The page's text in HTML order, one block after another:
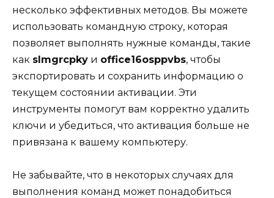
несколько эффективных методов. Вы можете
использовать командную строку, которая
позволяет выполнять нужные команды, такие
как slmgrcpky и office16osppvbs, чтобы
экспортировать и сохранить информацию о
текущем состоянии активации. Эти
инструменты помогут вам корректно удалить
ключи и убедиться, что активация больше не
привязана к вашему компьютеру.
Не забывайте, что в некоторых случаях для
выполнения команд может понадобиться